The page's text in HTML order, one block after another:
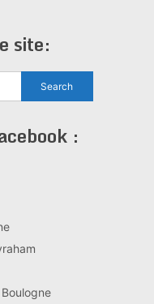
site:
: